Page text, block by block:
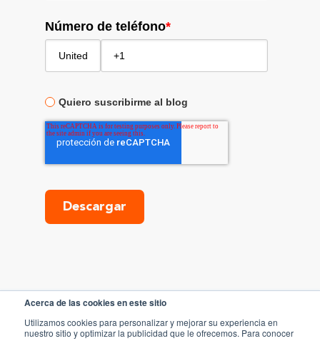
Acerca de las cookies en este sitio
Utilizamos cookies para personalizar y mejorar su experiencia en
nuestro sitio y optimizar la publicidad que le ofrecemos. Para conocer
Número de teléfono*
Quiero suscribirme al blog